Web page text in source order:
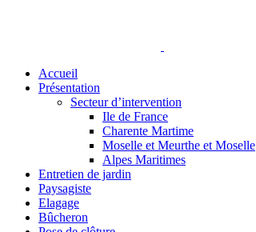
Accueil
Présentation
Secteur d’intervention
Ile de France
Charente Martime
Moselle et Meurthe et Moselle
Alpes Maritimes
Entretien de jardin
Paysagiste
Elagage
Bûcheron